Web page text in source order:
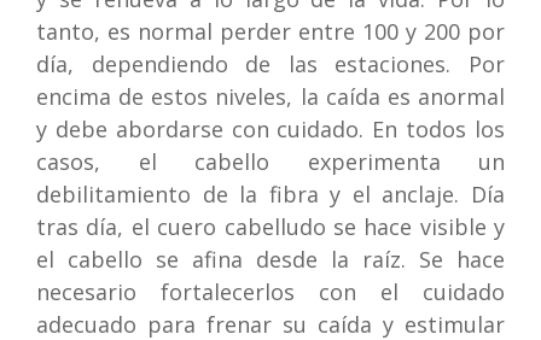
tanto, es normal perder entre 100 y 200 por
día, dependiendo de las estaciones. Por
encima de estos niveles, la caída es anormal
y debe abordarse con cuidado. En todos los
casos, el cabello experimenta un
debilitamiento de la fibra y el anclaje. Día
tras día, el cuero cabelludo se hace visible y
el cabello se afina desde la raíz. Se hace
necesario fortalecerlos con el cuidado
adecuado para frenar su caída y estimular